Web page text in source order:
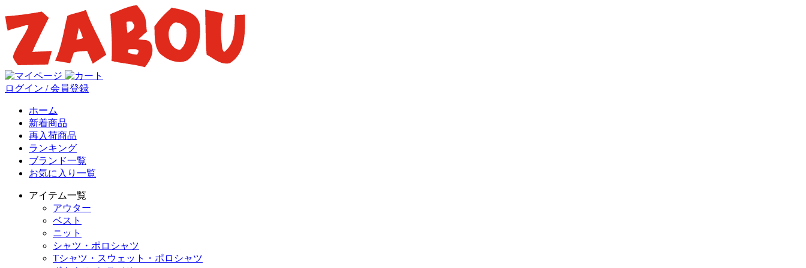
ログイン / 会員登録
ホーム
新着商品
再入荷商品
ランキング
ブランド一覧
お気に入り一覧
アイテム一覧
アウター
ベスト
ニット
シャツ・ポロシャツ
Tシャツ・スウェット・ポロシャツ